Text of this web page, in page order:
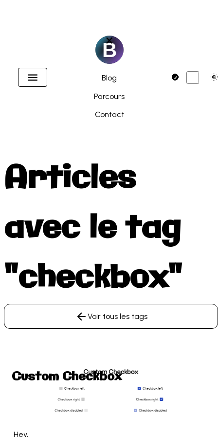
Accueil
Blog
Parcours
Contact
×
Dark
🌚 🌞
Articles
avec le tag
"checkbox"
Voir tous les tags
Custom Checkbox
Hey,